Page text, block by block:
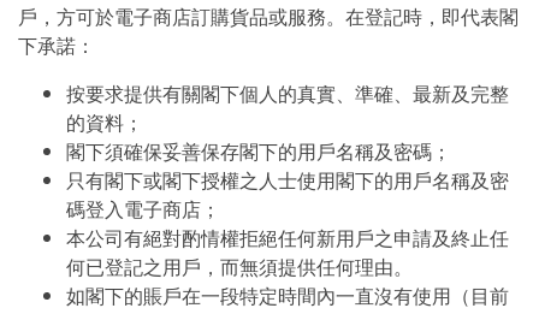
戶，方可於電子商店訂購貨品或服務。在登記時，即代表閣
下承諾：
按要求提供有關閣下個人的真實、準確、最新及完整
的資料；
閣下須確保妥善保存閣下的用戶名稱及密碼；
只有閣下或閣下授權之人士使用閣下的用戶名稱及密
碼登入電子商店；
本公司有絕對酌情權拒絕任何新用戶之申請及終止任
何已登記之用戶，而無須提供任何理由。
如閣下的賬戶在一段特定時間內一直沒有使用（目前